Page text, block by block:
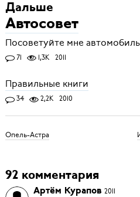
Дальше
Автосовет
Посоветуйте мне автомобиль
71 1,3K 2011
Правильные книги
34 2,2K 2010
Опель-Астра
92 комментария
Артём Курапов 2011